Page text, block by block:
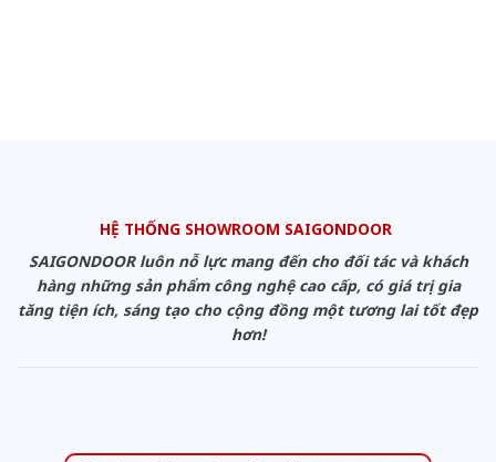
HỆ THỐNG SHOWROOM SAIGONDOOR
SAIGONDOOR luôn nỗ lực mang đến cho đối tác và khách
hàng những sản phẩm công nghệ cao cấp, có giá trị gia
tăng tiện ích, sáng tạo cho cộng đồng một tương lai tốt đẹp
hơn!